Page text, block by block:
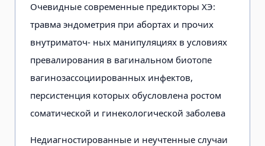
Очевидные современные предикторы ХЭ:
травма эндометрия при абортах и прочих
внутриматоч- ных манипуляциях в условиях
превалирования в вагинальном биотопе
вагинозассоциированных инфектов,
персистенция которых обусловлена ростом
соматической и гинекологической заболева
Недиагностированные и неучтенные случаи